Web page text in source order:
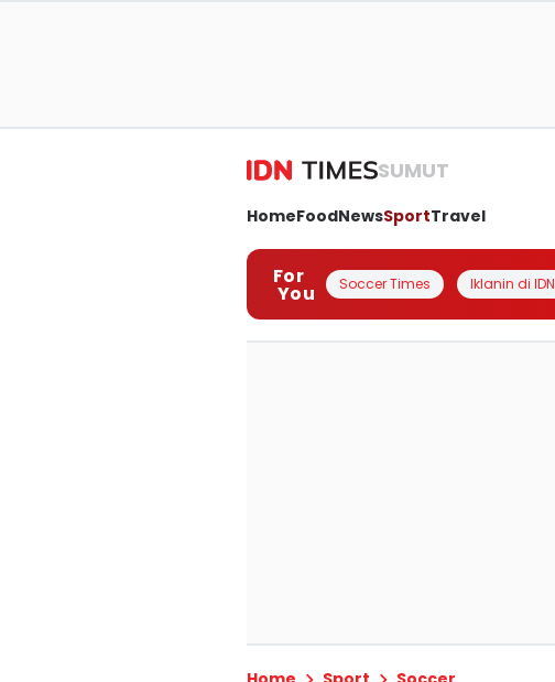
SUMUT
HomeFoodNewsSportTravel
For
You Soccer Times Iklanin di IDN